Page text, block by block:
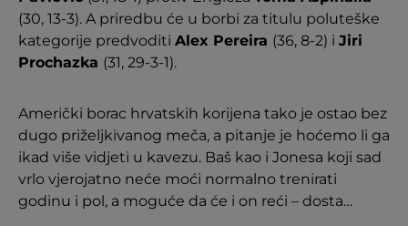
(30, 13-3). A priredbu će u borbi za titulu poluteške
kategorije predvoditi Alex Pereira (36, 8-2) i Jiri
Prochazka (31, 29-3-1).
Američki borac hrvatskih korijena tako je ostao bez
dugo priželjkivanog meča, a pitanje je hoćemo li ga
ikad više vidjeti u kavezu. Baš kao i Jonesa koji sad
vrlo vjerojatno neće moći normalno trenirati
godinu i pol, a moguće da će i on reći – dosta…